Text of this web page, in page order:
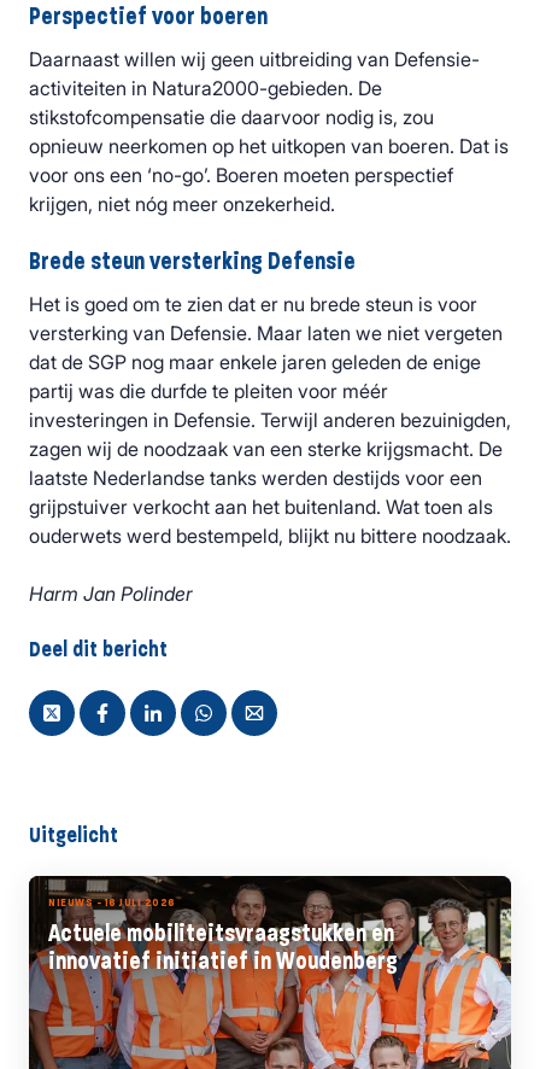
Perspectief voor boeren
Daarnaast willen wij geen uitbreiding van Defensie-
activiteiten in Natura2000-gebieden. De
stikstofcompensatie die daarvoor nodig is, zou
opnieuw neerkomen op het uitkopen van boeren. Dat is
voor ons een ‘no-go’. Boeren moeten perspectief
krijgen, niet nóg meer onzekerheid.
Brede steun versterking Defensie
Het is goed om te zien dat er nu brede steun is voor
versterking van Defensie. Maar laten we niet vergeten
dat de SGP nog maar enkele jaren geleden de enige
partij was die durfde te pleiten voor méér
investeringen in Defensie. Terwijl anderen bezuinigden,
zagen wij de noodzaak van een sterke krijgsmacht. De
laatste Nederlandse tanks werden destijds voor een
grijpstuiver verkocht aan het buitenland. Wat toen als
ouderwets werd bestempeld, blijkt nu bittere noodzaak.
Harm Jan Polinder
Deel dit bericht
Uitgelicht
NIEUWS - 16 JULI 2026
Actuele mobiliteitsvraagstukken en
innovatief initiatief in Woudenberg